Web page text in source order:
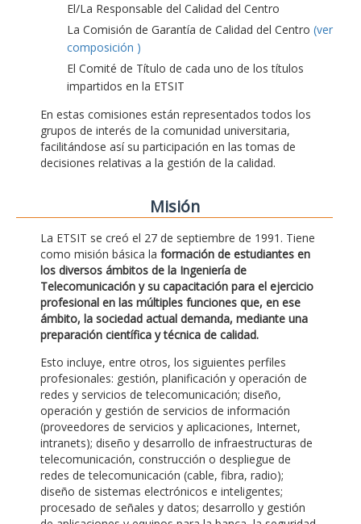
El/La Responsable del Calidad del Centro
La Comisión de Garantía de Calidad del Centro (ver
composición )
El Comité de Título de cada uno de los títulos
impartidos en la ETSIT
En estas comisiones están representados todos los
grupos de interés de la comunidad universitaria,
facilitándose así su participación en las tomas de
decisiones relativas a la gestión de la calidad.
Misión
La ETSIT se creó el 27 de septiembre de 1991. Tiene
como misión básica la formación de estudiantes en
los diversos ámbitos de la Ingeniería de
Telecomunicación y su capacitación para el ejercicio
profesional en las múltiples funciones que, en ese
ámbito, la sociedad actual demanda, mediante una
preparación científica y técnica de calidad.
Esto incluye, entre otros, los siguientes perfiles
profesionales: gestión, planificación y operación de
redes y servicios de telecomunicación; diseño,
operación y gestión de servicios de información
(proveedores de servicios y aplicaciones, Internet,
intranets); diseño y desarrollo de infraestructuras de
telecomunicación, construcción o despliegue de
redes de telecomunicación (cable, fibra, radio);
diseño de sistemas electrónicos e inteligentes;
procesado de señales y datos; desarrollo y gestión